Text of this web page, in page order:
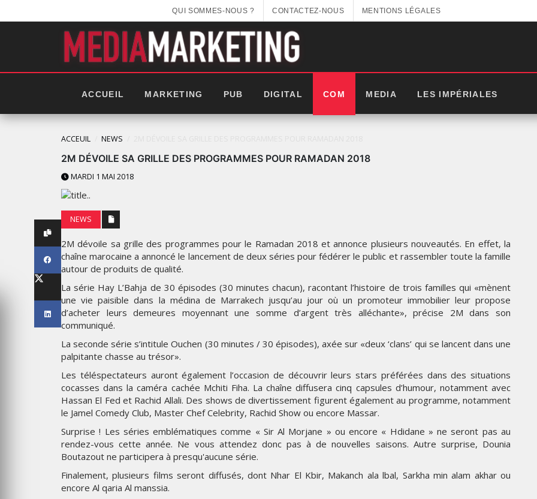
QUI SOMMES-NOUS ? CONTACTEZ-NOUS MENTIONS LÉGALES
ACCUEIL MARKETING PUB DIGITAL COM MEDIA LES IMPÉRIALES
ACCEUIL NEWS
2M DÉVOILE SA GRILLE DES PROGRAMMES POUR RAMADAN 2018
MARDI 1 MAI 2018
NEWS
2M dévoile sa grille des programmes pour le Ramadan 2018 et annonce plusieurs nouveautés. En effet, la
chaîne marocaine a annoncé le lancement de deux séries pour fédérer le public et rassembler toute la famille
autour de produits de qualité.
La série Hay L’Bahja de 30 épisodes (30 minutes chacun), racontant l’histoire de trois familles qui «mènent
une vie paisible dans la médina de Marrakech jusqu’au jour où un promoteur immobilier leur propose
d’acheter leurs demeures moyennant une somme d’argent très alléchante», précise 2M dans son
communiqué.
La seconde série s’intitule Ouchen (30 minutes / 30 épisodes), axée sur «deux ‘clans’ qui se lancent dans une
palpitante chasse au trésor».
Les téléspectateurs auront également l’occasion de découvrir leurs stars préférées dans des situations
cocasses dans la caméra cachée Mchiti Fiha. La chaîne diffusera cinq capsules d’humour, notamment avec
Hassan El Fed et Rachid Allali. Des shows de divertissement figurent également au programme, notamment
le Jamel Comedy Club, Master Chef Celebrity, Rachid Show ou encore Massar.
Surprise ! Les séries emblématiques comme « Sir Al Morjane » ou encore « Hdidane » ne seront pas au
rendez-vous cette année. Ne vous attendez donc pas à de nouvelles saisons. Autre surprise, Dounia
Boutazout ne participera à presqu'aucune série.
Finalement, plusieurs films seront diffusés, dont Nhar El Kbir, Makanch ala lbal, Sarkha min alam akhar ou
encore Al qaria Al manssia.
NOUVELLES
LES ÉTOILES 2025
MARDI 10 FÉVRIER 2026
SOUS THÈME "DABA OR NEVER"
MARDI 27 JANVIER 2026
MARKETING
CROSSCOUNTRY DÉVOILE UNE
NOUVELLE CAMPAGNE
SPIDER-MAN ET BMW